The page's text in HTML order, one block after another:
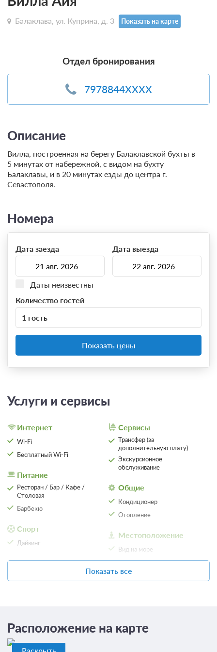
Балаклава, ул. Куприна, д. 3 Показать на карте
Отдел бронирования
7978844XXXX
Описание
Вилла, построенная на берегу Балаклавской бухты в
5 минутах от набережной, с видом на бухту
Балаклавы, и в 20 минутах езды до центра г.
Севастополя.
Номера
Дата заезда Дата выезда
Даты неизвестны
Количество гостей
1 гость
Показать цены
Услуги и сервисы
Интернет
Wi-Fi
Бесплатный Wi-Fi
Питание
Ресторан / Бар / Кафе /
Столовая
Барбекю
Спорт
Дайвинг
Отдых
Сервисы
Трансфер (за
дополнительную плату)
Экскурсионное
обслуживание
Общие
Кондиционер
Отопление
Местоположение
Вид на море
Показать все
Расположение на карте